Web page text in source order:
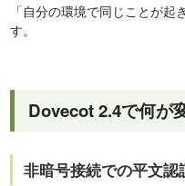
「自分の環境で同じことが
す。
Dovecot 2.4で何が
非暗号接続での平文認